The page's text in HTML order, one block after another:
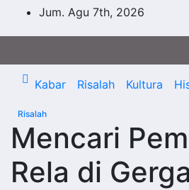
Jum. Agu 7th, 2026
Kabar Risalah Kultura
Risalah
Mencari
Rela di